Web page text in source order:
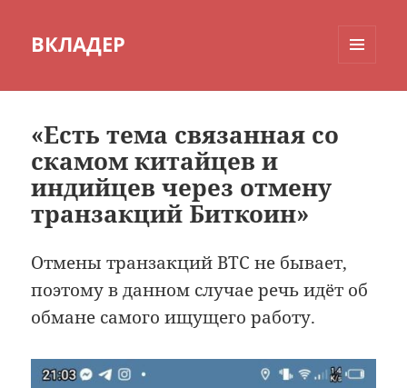
ВКЛАДЕР
«Есть тема связанная со
скамом китайцев и
индийцев через отмену
транзакций Биткоин»
Отмены транзакций BTC не бывает,
поэтому в данном случае речь идёт об
обмане самого ищущего работу.